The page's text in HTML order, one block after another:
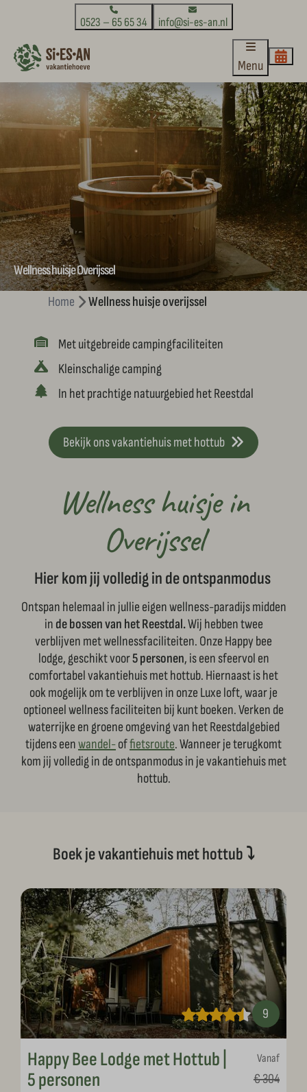
0523 – 65 65 34 info@si-es-an.nl
Menu
Wellness huisje Overijssel
Home
Wellness huisje overijssel
Met uitgebreide campingfaciliteiten
Kleinschalige camping
In het prachtige natuurgebied het Reestdal
Bekijk ons vakantiehuis met hottub
Wellness huisje in
Overijssel
Hier kom jij volledig in de ontspanmodus
Ontspan helemaal in jullie eigen wellness-paradijs midden
in de bossen van het Reestdal.Wij hebben twee
verblijven met wellnessfaciliteiten. Onze Happy bee
lodge, geschikt voor5 personen, is een sfeervol en
comfortabel vakantiehuis met hottub. Hiernaast is het
ook mogelijk om te verblijven in onze Luxe loft, waar je
optioneel wellness faciliteiten bij kunt boeken. Verken de
waterrijke en groene omgeving van het Reestdalgebied
tijdens eenwandel-offietsroute. Wanneer je terugkomt
kom jij volledig in de ontspanmodus in je vakantiehuis met
hottub.
Boek je vakantiehuis met hottub⤵
9
Vanaf
€ 304
Happy Bee Lodge met Hottub |
5 personen